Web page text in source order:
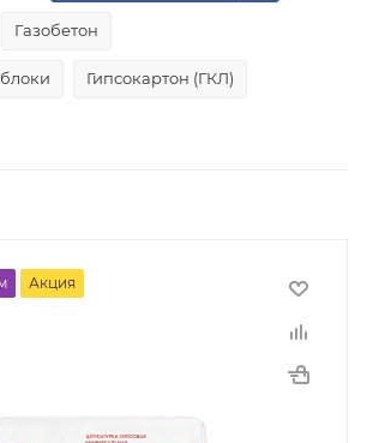
Газобетон
Гипсокартон (ГКЛ)
Акция